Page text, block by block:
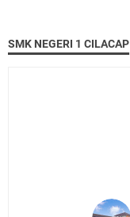
SMK NEGERI 1 CILACAP